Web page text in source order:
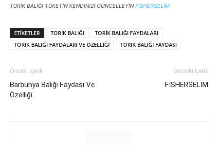
TORİK BALIĞI TÜKETİN KENDİNİZİ GÜNCELLEYİN FİSHERSELİM
ETIKETLER TORİK BALIĞI
TORİK BALIĞI FAYDALARI
TORİK BALIĞI FAYDALARI VE ÖZELLİĞİ
TORİK BALIĞI FAYDASI
Önceki İçerik
Barbunya Balığı Faydası Ve
Özelliği
Sonraki İçerik
FİSHERSELİM